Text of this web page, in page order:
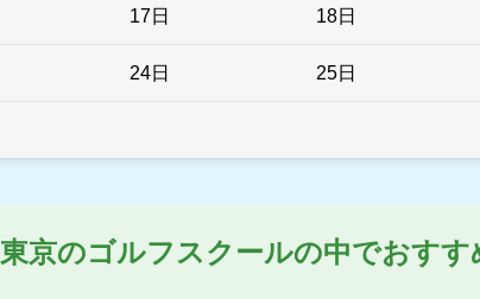
17日 18日
24日 25日
東京のゴルフスクールの中でおす